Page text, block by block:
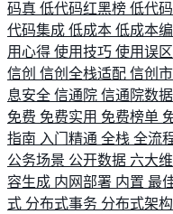
码真 低代码红黑榜 低代
代码集成 低成本 低成本
用心得 使用技巧 使用误区
信创 信创全栈适配 信创
息安全 信通院 信通院数据
免费 免费实用 免费榜单
指南 入门精通 全栈 全流
公务场景 公开数据 六大
容生成 内网部署 内置 最
式 分布式事务 分布式架构